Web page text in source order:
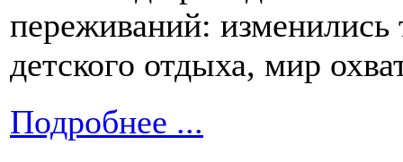
переживаний: изменились
детского отдыха, мир
Подробнее ...